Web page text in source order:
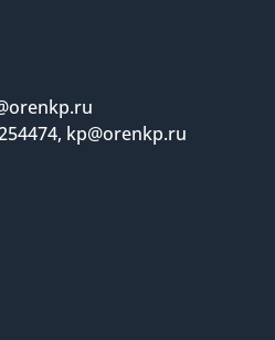
kp@orenkp.ru